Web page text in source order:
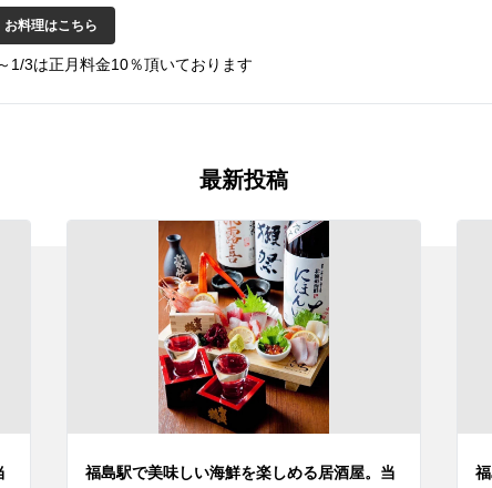
お料理はこちら
1/3は正月料金10％頂いております
最新投稿
福島駅で美味しい海鮮を楽しめる居酒屋。当